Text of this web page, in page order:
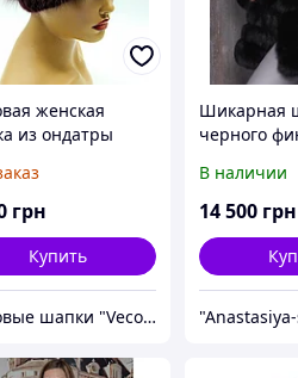
женская
из ондатры
грн
Купить
Меховые шапки "Vecons"
Шикарная
черного
В наличии
14 500 грн